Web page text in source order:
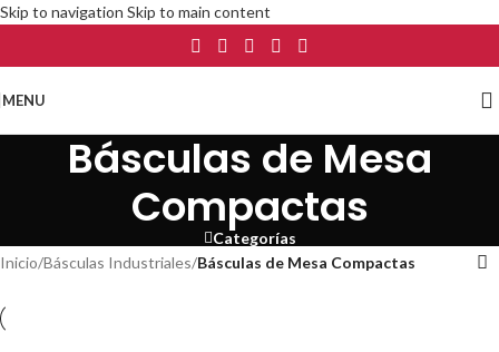
Skip to navigation Skip to main content
MENU
Básculas de Mesa
Compactas
Categorías
Inicio/Básculas Industriales/Básculas de Mesa Compactas